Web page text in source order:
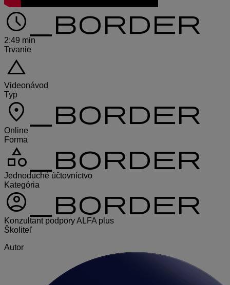
schedule_border
2:49 min
Trvanie
change_history
Videonávod
Typ
location_on_border
Online
Forma
category_border
Jednoduché účtovníctvo
Kategória
account_circle_border
Konzultant podpory ALFA plus
Školiteľ
Autor